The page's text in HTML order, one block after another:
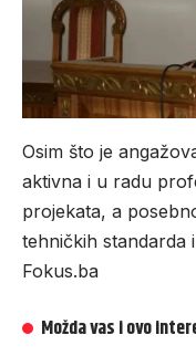
Osim što je
aktivna i u radu
projekata, a
tehničkih standarda
Fokus.ba
Možda vas i ovo